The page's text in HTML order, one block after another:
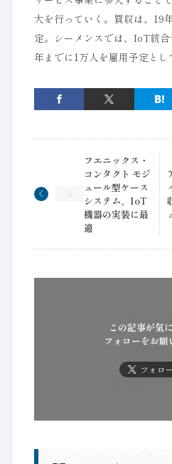
大を行っていく。買収は、19
定。シーメンスでは、IoT統
年までに1万人を雇用予定とし
フエニックス・
コンタクト モジ
ュール型ケース
システム、IoT
機器の実装に最
適
この記事が気
フォローをお願
フォロ